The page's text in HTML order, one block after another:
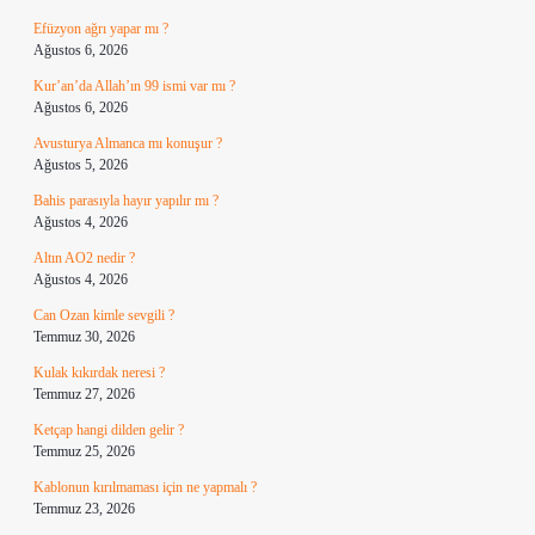
Efüzyon ağrı yapar mı ?
Ağustos 6, 2026
Kur’an’da Allah’ın 99 ismi var mı ?
Ağustos 6, 2026
Avusturya Almanca mı konuşur ?
Ağustos 5, 2026
Bahis parasıyla hayır yapılır mı ?
Ağustos 4, 2026
Altın AO2 nedir ?
Ağustos 4, 2026
Can Ozan kimle sevgili ?
Temmuz 30, 2026
Kulak kıkırdak neresi ?
Temmuz 27, 2026
Ketçap hangi dilden gelir ?
Temmuz 25, 2026
Kablonun kırılmaması için ne yapmalı ?
Temmuz 23, 2026